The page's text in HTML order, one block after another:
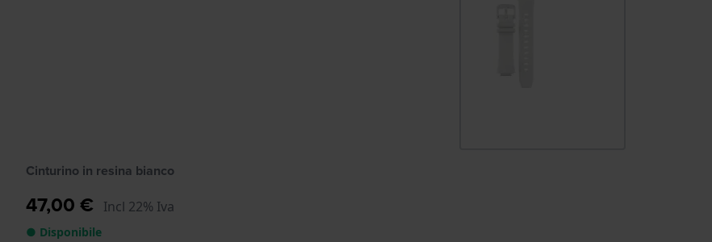
Cinturino in resina bianco
47,00 € Incl 22% Iva
● Disponibile